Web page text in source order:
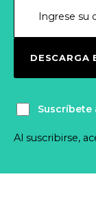
DESCARGA
Al suscribirse,